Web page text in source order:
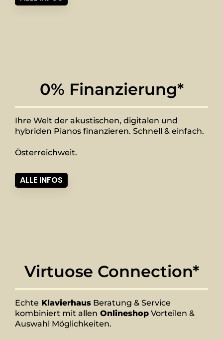
0% Finanzierung*
Ihre Welt der akustischen, digitalen und
hybriden Pianos finanzieren. Schnell & einfach.
Österreichweit.
ALLE INFOS
Virtuose Connection*
Echte Klavierhaus Beratung & Service
kombiniert mit allen Onlineshop Vorteilen &
Auswahl Möglichkeiten.